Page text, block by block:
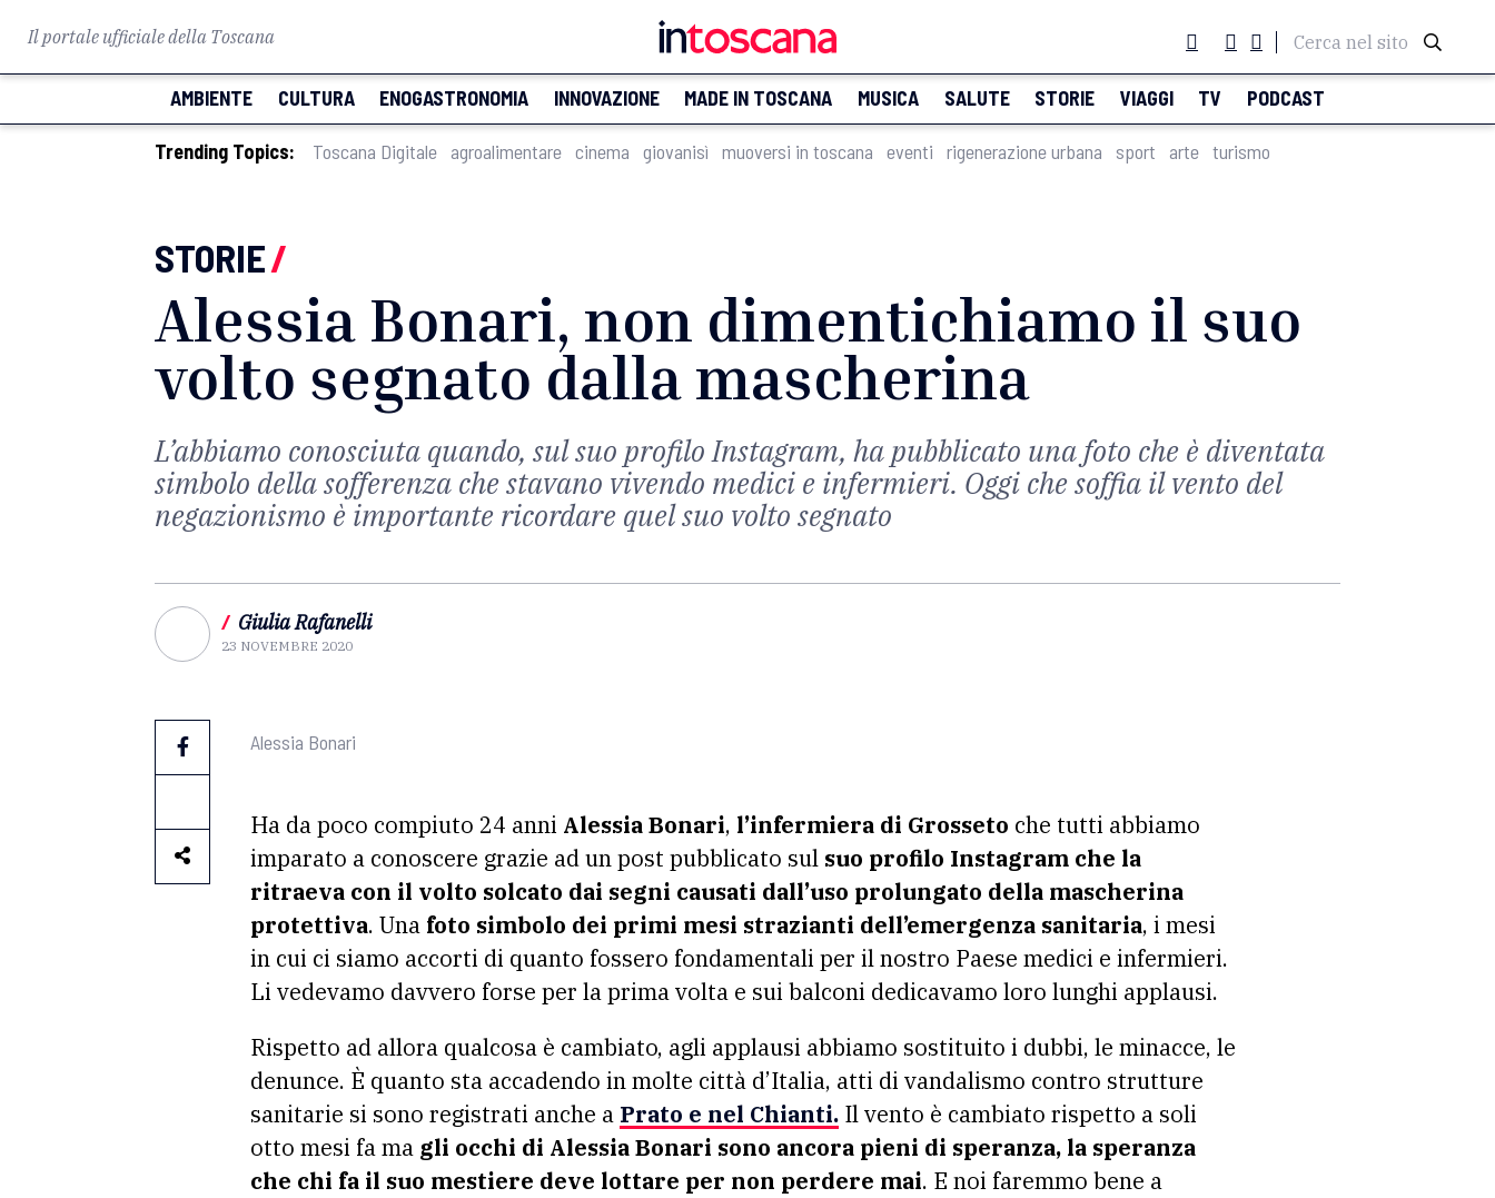
Il portale ufficiale della Toscana Cerca nel sito
AMBIENTE CULTURA ENOGASTRONOMIA INNOVAZIONE MADE IN TOSCANA MUSICA SALUTE STORIE VIAGGI TV PODCAST
Trending Topics: Toscana Digitale agroalimentare cinema giovanisì muoversi in toscana eventi rigenerazione urbana sport arte turismo
STORIE/
Alessia Bonari, non dimentichiamo il suo
volto segnato dalla mascherina
L’abbiamo conosciuta quando, sul suo profilo Instagram, ha pubblicato una foto che è diventata
simbolo della sofferenza che stavano vivendo medici e infermieri. Oggi che soffia il vento del
negazionismo è importante ricordare quel suo volto segnato
/ Giulia Rafanelli
23 NOVEMBRE 2020
Alessia Bonari
Ha da poco compiuto 24 anni Alessia Bonari, l’infermiera di Grosseto che tutti abbiamo
imparato a conoscere grazie ad un post pubblicato sul suo profilo Instagram che la
ritraeva con il volto solcato dai segni causati dall’uso prolungato della mascherina
protettiva. Una foto simbolo dei primi mesi strazianti dell’emergenza sanitaria, i mesi
in cui ci siamo accorti di quanto fossero fondamentali per il nostro Paese medici e infermieri.
Li vedevamo davvero forse per la prima volta e sui balconi dedicavamo loro lunghi applausi.
Rispetto ad allora qualcosa è cambiato, agli applausi abbiamo sostituito i dubbi, le minacce, le
denunce. È quanto sta accadendo in molte città d’Italia, atti di vandalismo contro strutture
sanitarie si sono registrati anche a Prato e nel Chianti. Il vento è cambiato rispetto a soli
otto mesi fa ma gli occhi di Alessia Bonari sono ancora pieni di speranza, la speranza
che chi fa il suo mestiere deve lottare per non perdere mai. E noi faremmo bene a